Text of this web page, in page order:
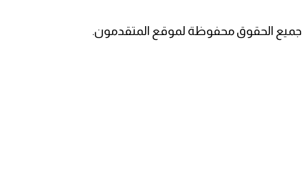
جميع الحقوق محفوظة لموقع المتقدمون.